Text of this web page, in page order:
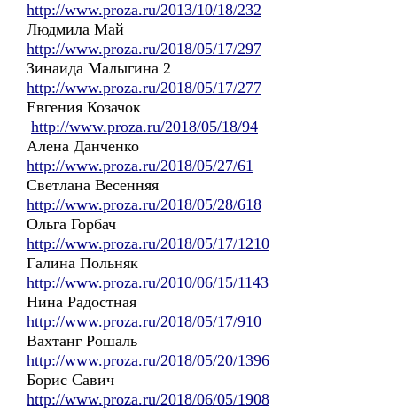
http://www.proza.ru/2013/10/18/232
Людмила Май
http://www.proza.ru/2018/05/17/297
Зинаида Малыгина 2
http://www.proza.ru/2018/05/17/277
Евгения Козачок
http://www.proza.ru/2018/05/18/94
Алена Данченко
http://www.proza.ru/2018/05/27/61
Светлана Весенняя
http://www.proza.ru/2018/05/28/618
Ольга Горбач
http://www.proza.ru/2018/05/17/1210
Галина Польняк
http://www.proza.ru/2010/06/15/1143
Нина Радостная
http://www.proza.ru/2018/05/17/910
Вахтанг Рошаль
http://www.proza.ru/2018/05/20/1396
Борис Савич
http://www.proza.ru/2018/06/05/1908